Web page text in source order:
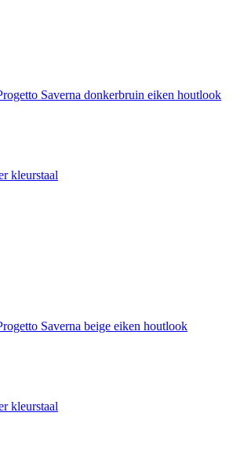
Saverna donkerbruin eiken houtlook
kleurstaal
Saverna beige eiken houtlook
kleurstaal